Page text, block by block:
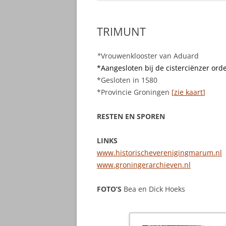
TRIMUNT
*Vrouwenklooster van Aduard
*Aangesloten bij de cisterciënzer
*Gesloten in 1580
*Provincie Groningen [zie kaart]
RESTEN EN SPOREN
LINKS
www.historischeverenigingmarum.nl
www.groningerarchieven.nl
FOTO’S Bea en Dick Hoeks